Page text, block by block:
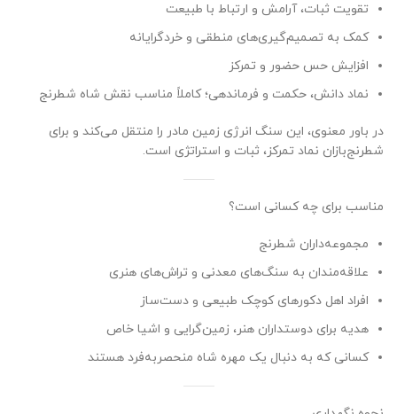
تقویت ثبات، آرامش و ارتباط با طبیعت
کمک به تصمیم‌گیری‌های منطقی و خردگرایانه
افزایش حس حضور و تمرکز
نماد دانش، حکمت و فرماندهی؛ کاملاً مناسب نقش شاه شطرنج
در باور معنوی، این سنگ انرژی زمین مادر را منتقل می‌کند و برای
شطرنج‌بازان نماد تمرکز، ثبات و استراتژی است.
مناسب برای چه کسانی است؟
مجموعه‌داران شطرنج
علاقه‌مندان به سنگ‌های معدنی و تراش‌های هنری
افراد اهل دکورهای کوچک طبیعی و دست‌ساز
هدیه برای دوستداران هنر، زمین‌گرایی و اشیا خاص
کسانی که به دنبال یک مهره شاه منحصربه‌فرد هستند